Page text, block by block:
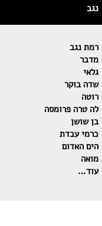
נגב
רמת נגב
מדבר
גלאי
שדה בוקר
רוטה
לה טרה פרומסה
בן שושן
כרמי עבדת
הים האדום
מואה
עוד…